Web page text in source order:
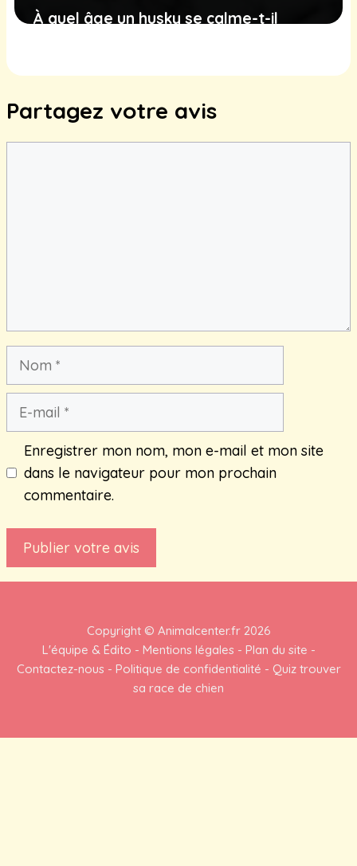
À quel âge un husky se calme-t-il
Partagez votre avis
Nom
Enregistrer mon nom, mon e-mail et mon site
dans le navigateur pour mon prochain
commentaire.
Copyright © Animalcenter.fr 2026
L'équipe & Édito - Mentions légales - Plan du site -
Contactez-nous - Politique de confidentialité - Quiz trouver
sa race de chien